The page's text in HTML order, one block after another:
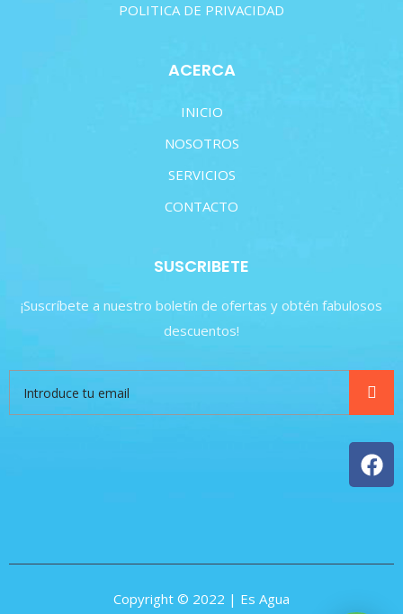
POLITICA DE PRIVACIDAD
ACERCA
INICIO
NOSOTROS
SERVICIOS
CONTACTO
SUSCRIBETE
¡Suscríbete a nuestro boletín de ofertas y obtén fabulosos
descuentos!
Copyright © 2022 | Es Agua